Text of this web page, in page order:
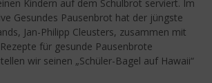
Kindern auf dem Schulbrot serviert. Im
Gesundes Pausenbrot hat der jüngste
Jan-Philipp Cleusters, zusammen mit
für gesunde Pausenbrote
wir seinen „Schüler-Bagel auf Hawaii“